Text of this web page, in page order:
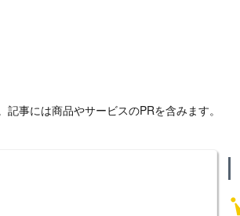
事には商品やサービスのPRを含みます。